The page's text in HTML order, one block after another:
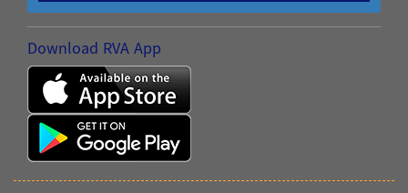
Download RVA App